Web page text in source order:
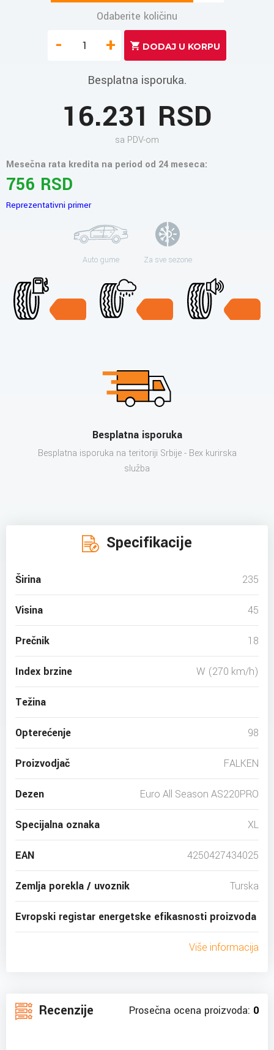
Odaberite količinu
- +
Besplatna isporuka.
16.231 RSD
sa PDV-om
Mesečna rata kredita na period od 24 meseca:
756 RSD
Reprezentativni primer
Auto gume Za sve sezone
Besplatna isporuka
Besplatna isporuka na teritoriji Srbije - Bex kurirska
služba
Specifikacije
Širina 235
Visina 45
Prečnik 18
Index brzine W (270 km/h)
Težina
Opterećenje 98
Proizvodjač FALKEN
Dezen Euro All Season AS220PRO
Specijalna oznaka XL
EAN 4250427434025
Zemlja porekla / uvoznik Turska
Evropski registar energetske efikasnosti proizvoda
Više informacija
Recenzije Prosečna ocena proizvoda: 0